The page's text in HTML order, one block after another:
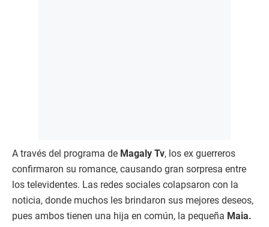
A través del programa de Magaly Tv, los ex guerreros
confirmaron su romance, causando gran sorpresa entre
los televidentes. Las redes sociales colapsaron con la
noticia, donde muchos les brindaron sus mejores deseos,
pues ambos tienen una hija en común, la pequeña Maia.